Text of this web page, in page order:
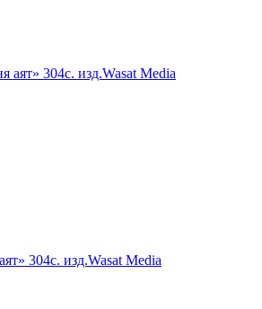
304с. изд.Wasat Media